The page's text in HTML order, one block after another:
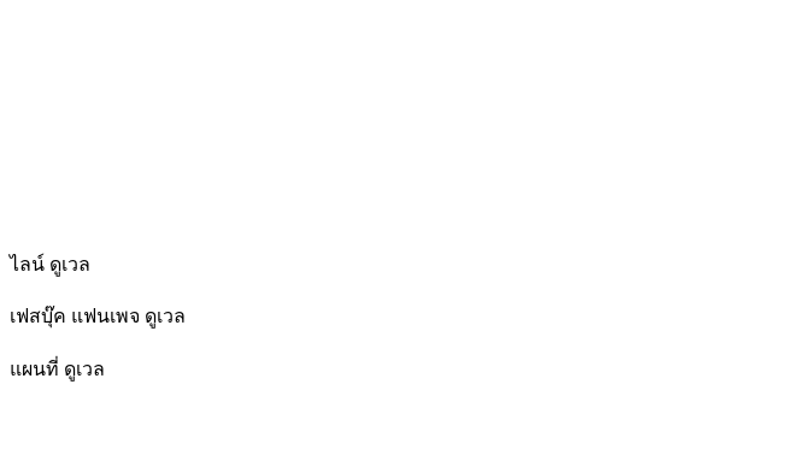
ไลน์ ดูเวล
เฟสบุ๊ค แฟนเพจ ดูเวล
แผนที่ ดูเวล